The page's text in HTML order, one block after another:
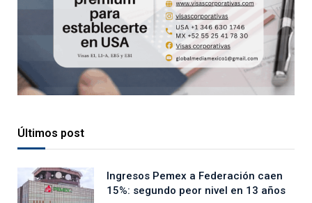
Últimos post
Ingresos Pemex a Federación caen
15%: segundo peor nivel en 13 años